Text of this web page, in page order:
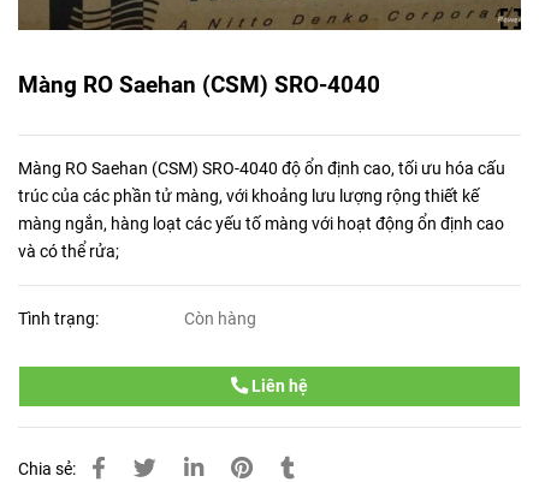
Màng RO Saehan (CSM) SRO-4040
Màng RO Saehan (CSM) SRO-4040 độ ổn định cao, tối ưu hóa cấu
trúc của các phần tử màng, với khoảng lưu lượng rộng thiết kế
màng ngắn, hàng loạt các yếu tố màng với hoạt động ổn định cao
và có thể rửa;
Tình trạng: Còn hàng
Liên hệ
Chia sẻ: